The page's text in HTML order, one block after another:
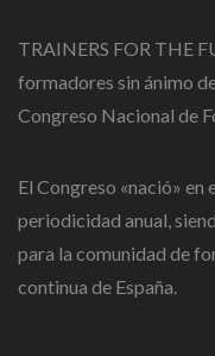
TRAINERS FOR THE
formadores sin ánimo
Congreso Nacional de
El Congreso «nació»
periodicidad anual,
para la comunidad de
continua de España.